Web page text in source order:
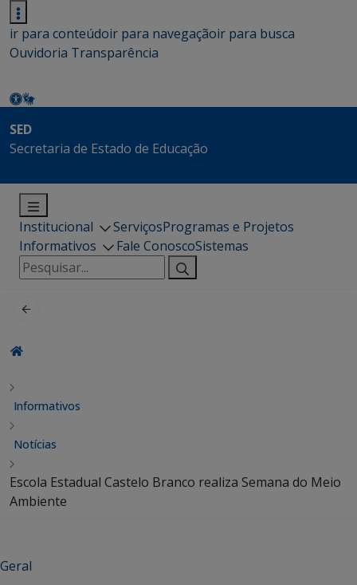
ir para conteúdoir para navegaçãoir para busca
Ouvidoria Transparência
SED
Secretaria de Estado de Educação
Institucional ServiçosProgramas e Projetos
Informativos
Fale ConoscoSistemas
Pesquisar
por:
Informativos
Notícias
Escola Estadual Castelo Branco realiza Semana do Meio
Ambiente
Geral